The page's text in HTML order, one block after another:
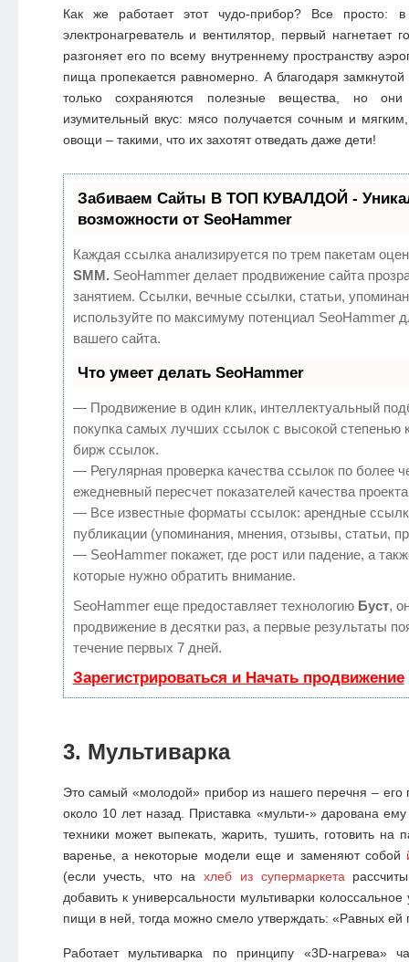
Как же работает этот чудо-прибор? Все просто:
электронагреватель и вентилятор, первый нагнетает
разгоняет его по всему внутреннему пространству
пища пропекается равномерно. А благодаря
только сохраняются полезные вещества, но
изумительный вкус: мясо получается сочным и
овощи – такими, что их захотят отведать даже дети!
Забиваем Сайты В ТОП КУВАЛДОЙ -
возможности от SeoHammer
Каждая ссылка анализируется по трем пакетам
SMM. SeoHammer делает продвижение сайта
занятием. Ссылки, вечные ссылки, статьи,
используйте по максимуму потенциал SeoHammer
вашего сайта.
Что умеет делать SeoHammer
— Продвижение в один клик, интеллектуальный
покупка самых лучших ссылок с высокой степенью
бирж ссылок.
— Регулярная проверка качества ссылок по более
ежедневный пересчет показателей качества
— Все известные форматы ссылок: арендные
публикации (упоминания, мнения, отзывы, статьи,
— SeoHammer покажет, где рост или падение, а
которые нужно обратить внимание.
SeoHammer еще предоставляет технологию Буст,
продвижение в десятки раз, а первые результаты
течение первых 7 дней.
Зарегистрироваться и Начать продвижение
3. Мультиварка
Это самый «молодой» прибор из нашего перечня – его
около 10 лет назад. Приставка «мульти-» дарована
техники может выпекать, жарить, тушить, готовить на
варенье, а некоторые модели еще и заменяют собой
(если учесть, что на хлеб из супермаркета
добавить к универсальности мультиварки колоссальное
пищи в ней, тогда можно смело утверждать: «Равных ей
Работает мультиварка по принципу «3D-нагрева»